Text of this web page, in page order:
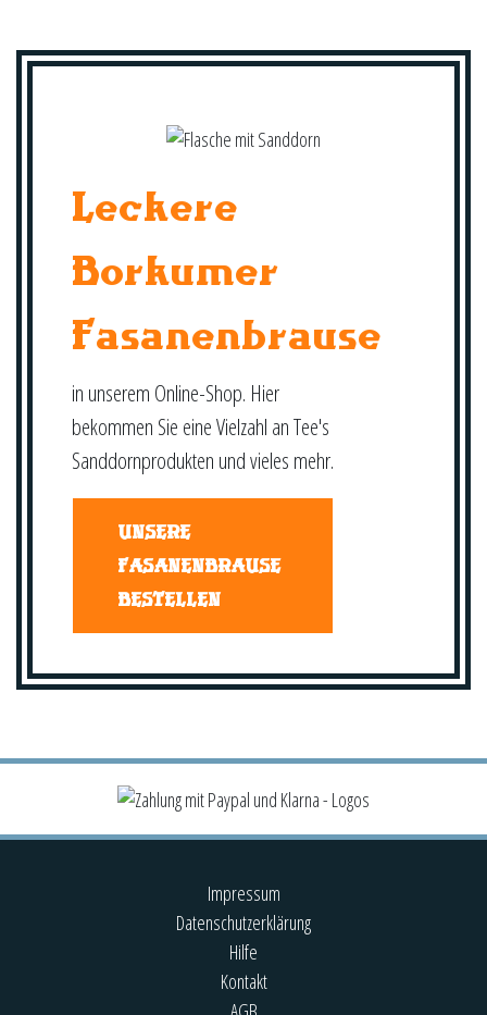
Leckere
Borkumer
Fasanenbrause
in unserem Online-Shop. Hier
bekommen Sie eine Vielzahl an Tee's
Sanddornprodukten und vieles mehr.
UNSERE
FASANENBRAUSE
BESTELLEN
Impressum
Datenschutzerklärung
Hilfe
Kontakt